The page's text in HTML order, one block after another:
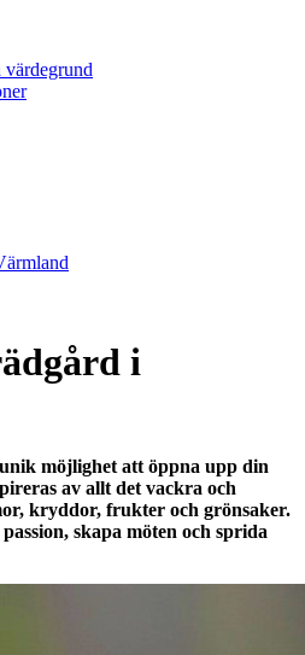
värdegrund
i
möjlighet att öppna upp din
av allt det vackra och
kryddor, frukter och grönsaker.
skapa möten och sprida